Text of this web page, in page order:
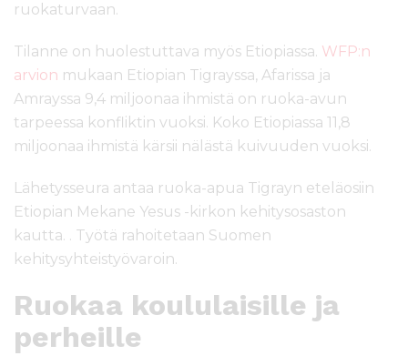
ruokaturvaan.
Tilanne on huolestuttava myös Etiopiassa. WFP:n
arvion mukaan Etiopian Tigrayssa, Afarissa ja
Amrayssa 9,4 miljoonaa ihmistä on ruoka-avun
tarpeessa konfliktin vuoksi. Koko Etiopiassa 11,8
miljoonaa ihmistä kärsii nälästä kuivuuden vuoksi.
Lähetysseura antaa ruoka-apua Tigrayn eteläosiin
Etiopian Mekane Yesus -kirkon kehitysosaston
kautta. . Työtä rahoitetaan Suomen
kehitysyhteistyövaroin.
Ruokaa koululaisille ja
perheille